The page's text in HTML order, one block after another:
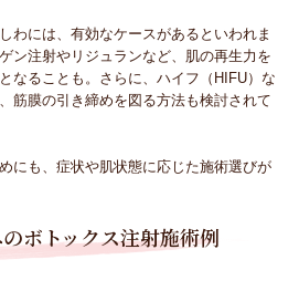
わには、有効なケースがあるといわれま
ン注射やリジュランなど、肌の再生力を
なることも。さらに、ハイフ（HIFU）な
筋膜の引き締めを図る方法も検討されて
にも、症状や肌状態に応じた施術選びが
ボトックス注射施術例